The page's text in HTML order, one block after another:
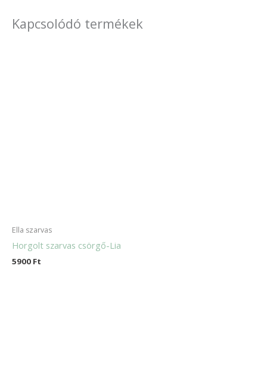
Kapcsolódó termékek
Ella szarvas
Horgolt szarvas csörgő-Lia
5900 Ft